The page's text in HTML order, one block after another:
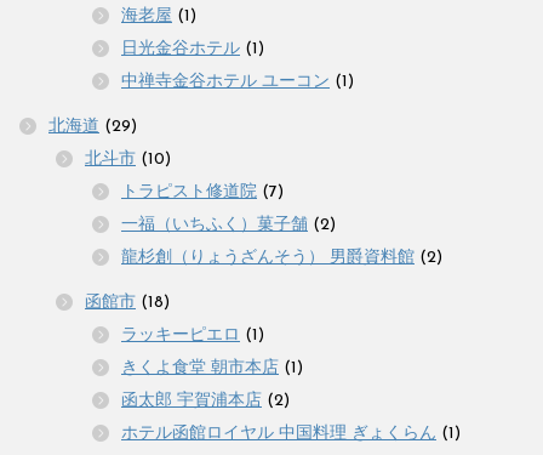
海老屋 (1)
日光金谷ホテル (1)
中禅寺金谷ホテル ユーコン (1)
北海道 (29)
北斗市 (10)
トラピスト修道院 (7)
一福（いちふく）菓子舗 (2)
龍杉創（りょうざんそう） 男爵資料館 (2)
函館市 (18)
ラッキーピエロ (1)
きくよ食堂 朝市本店 (1)
函太郎 宇賀浦本店 (2)
ホテル函館ロイヤル 中国料理 ぎょくらん (1)